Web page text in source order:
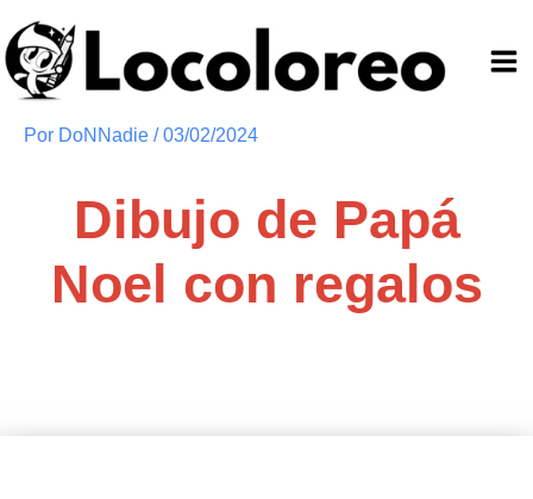
al
contenido
Por DoNNadie /03/02/2024
Dibujo de Papá
Noel con regalos